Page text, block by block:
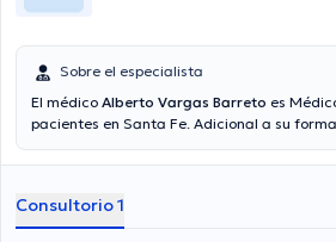
Sobre el especialista
El médico Alberto Vargas Barreto es
pacientes en Santa Fe. Adicional a su
especialidad. El doctor tiene numerosos
desempeñado como miembro de diversas
Alberto Vargas Barreto ha intervenido en
Consultorio 1